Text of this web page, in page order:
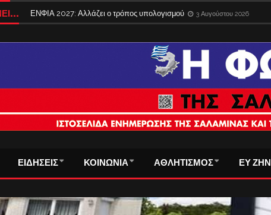
ΕΝΦΙΑ 2027: Αλλάζει ο τρόπος υπολογισμού 3 Αυγούστου 2026
ΕΙΔΗΣΕΙΣ ΚΟΙΝΩΝΙΑ ΑΘΛΗΤΙΣΜΟΣ ΕΥ ΖΗΝ